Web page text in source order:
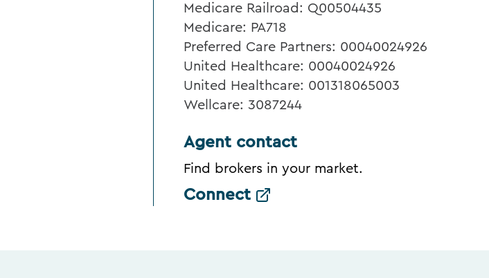
Medicare Railroad: Q00504435
Medicare: PA718
Preferred Care Partners: 00040024926
United Healthcare: 00040024926
United Healthcare: 001318065003
Wellcare: 3087244
Agent contact
Find brokers in your market.
Connect